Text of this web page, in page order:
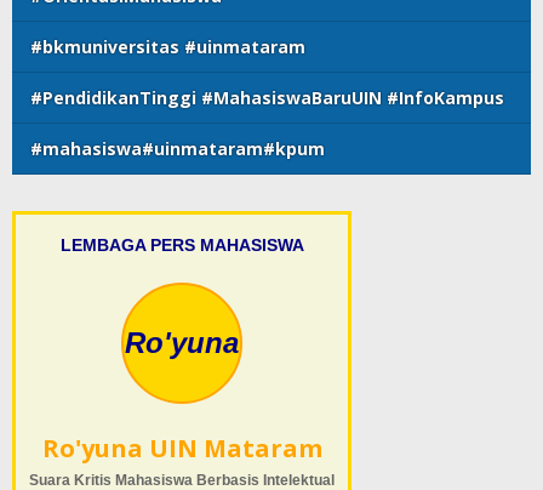
#bkmuniversitas #uinmataram
#PendidikanTinggi #MahasiswaBaruUIN #InfoKampus
#mahasiswa#uinmataram#kpum
LEMBAGA PERS MAHASISWA
Ro'yuna
Ro'yuna UIN Mataram
Suara Kritis Mahasiswa Berbasis Intelektual